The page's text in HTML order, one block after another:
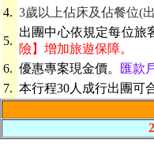
4. 3歲以上佔床及佔餐位(
5.
出團中心依規定每位旅
險】增加旅遊保障。
6. 優惠專案現金價。 匯款
7. 本行程30人成行出團可